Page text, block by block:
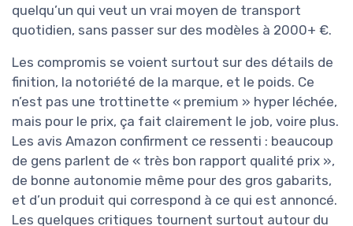
quelqu’un qui veut un vrai moyen de transport
quotidien, sans passer sur des modèles à 2000+ €.
Les compromis se voient surtout sur des détails de
finition, la notoriété de la marque, et le poids. Ce
n’est pas une trottinette « premium » hyper léchée,
mais pour le prix, ça fait clairement le job, voire plus.
Les avis Amazon confirment ce ressenti : beaucoup
de gens parlent de « très bon rapport qualité prix »,
de bonne autonomie même pour des gros gabarits,
et d’un produit qui correspond à ce qui est annoncé.
Les quelques critiques tournent surtout autour du